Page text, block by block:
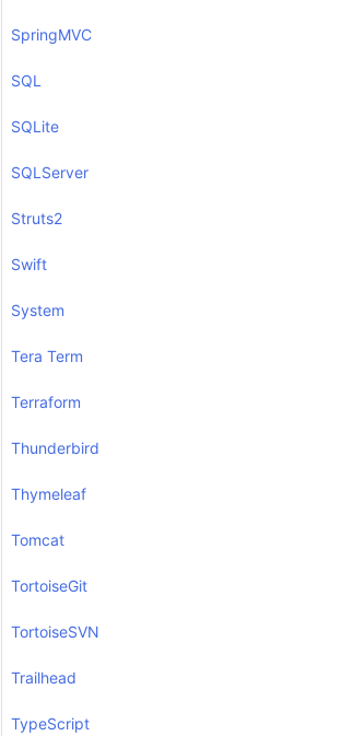
SpringMVC
SQL
SQLite
SQLServer
Struts2
Swift
System
Tera Term
Terraform
Thunderbird
Thymeleaf
Tomcat
TortoiseGit
TortoiseSVN
Trailhead
TypeScript